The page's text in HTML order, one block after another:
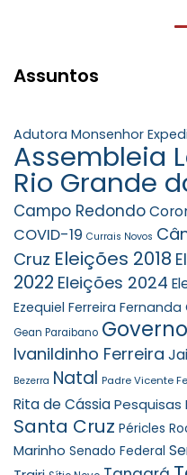
Assuntos
Adutora Monsenhor
Assembleia
Rio Grande
Campo Redondo
COVID-19 Currais Novos
Cruz Eleições 2018
2022 Eleições 2024
Ezequiel Ferreira Fernanda
Gean Paraibano
Ivanildinho Ferreira
Bezerra Natal Padre Vicente
Rita de CássiaPesquisas
Santa Cruz Péricles
Marinho Senado Federal